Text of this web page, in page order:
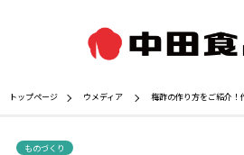
トップページ ウメディア 梅酢の作り方をご紹介！
ものづくり